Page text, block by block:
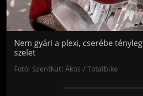
Nem gyári a plexi, cserébe
szelet
Fotó: Szentkuti Ákos / Totalbike